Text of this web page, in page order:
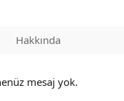
Hakkında
mesaj yok.